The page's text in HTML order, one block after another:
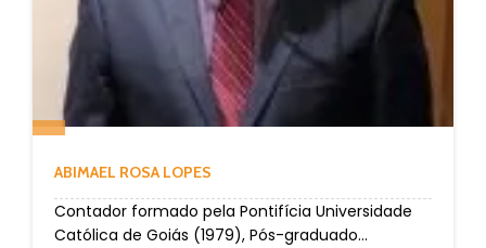
ABIMAEL ROSA LOPES
Contador formado pela Pontifícia Universidade
Católica de Goiás (1979), Pós-graduado...